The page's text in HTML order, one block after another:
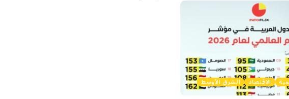
الاقتصاد الشرق الأوسط